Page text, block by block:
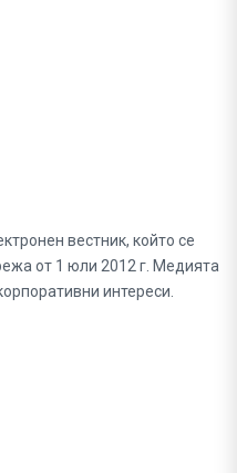
вестник, който се
от 1 юли 2012 г. Медията
интереси.